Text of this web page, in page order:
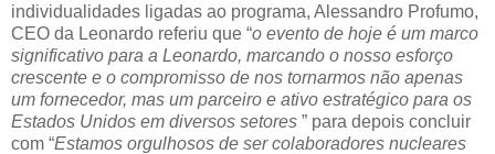
individualidades ligadas ao programa, Alessandro Profumo,
CEO da Leonardo referiu que “o evento de hoje é um marco
significativo para a Leonardo, marcando o nosso esforço
crescente e o compromisso de nos tornarmos não apenas
um fornecedor, mas um parceiro e ativo estratégico para os
Estados Unidos em diversos setores ” para depois concluir
com “Estamos orgulhosos de ser colaboradores nucleares